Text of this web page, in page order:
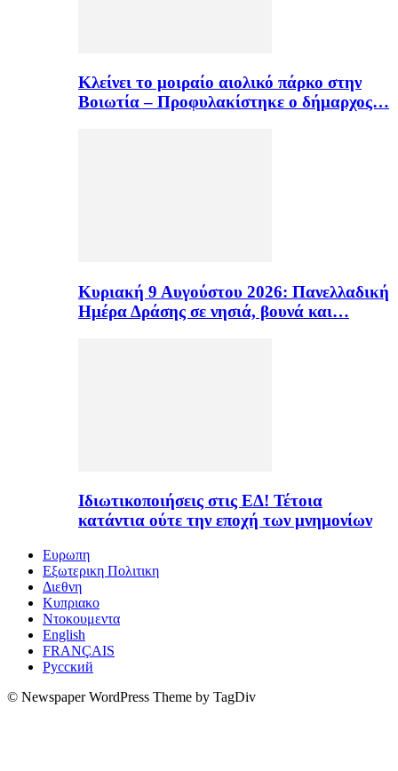
Κλείνει το μοιραίο αιολικό πάρκο στην
Βοιωτία – Προφυλακίστηκε ο δήμαρχος…
Κυριακή 9 Αυγούστου 2026: Πανελλαδική
Ημέρα Δράσης σε νησιά, βουνά και…
Ιδιωτικοποιήσεις στις ΕΔ! Τέτοια
κατάντια ούτε την εποχή των μνημονίων
Ευρωπη
Εξωτερικη Πολιτικη
Διεθνη
Κυπριακο
Ντοκουμεντα
English
FRANÇAIS
Русский
© Newspaper WordPress Theme by TagDiv